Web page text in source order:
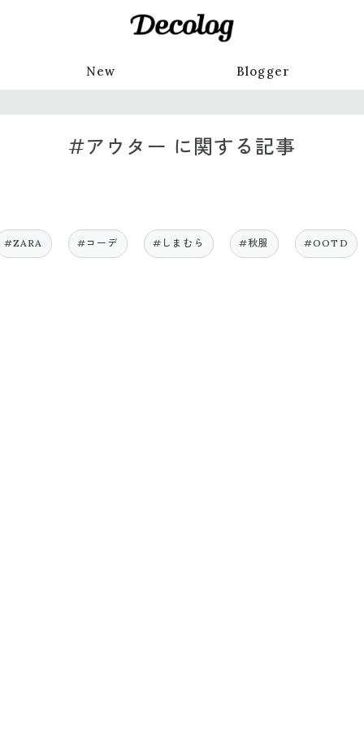
New Blogger
#アウター に関する記事
#ZARA #コーデ #しまむら #秋服 #OOTD